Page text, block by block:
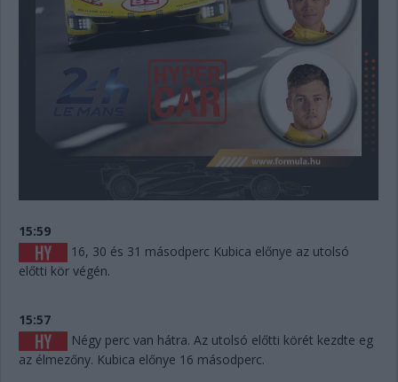
15:59
16, 30 és 31 másodperc Kubica előnye az utolsó
előtti kör végén.
15:57
Négy perc van hátra. Az utolsó előtti körét kezdte eg
az élmezőny. Kubica előnye 16 másodperc.